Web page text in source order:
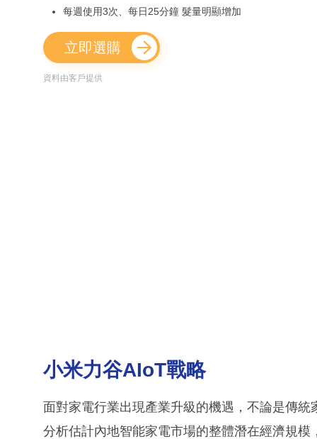
每週使用3次、每日25分鐘 髮量明顯增加
立即選購
資料由客戶提供
小米力谷AIoT戰略
面對家電行業出現產業升級的機遇，不論是傳
分析估計內地智能家電市場的整體潛在經濟規模